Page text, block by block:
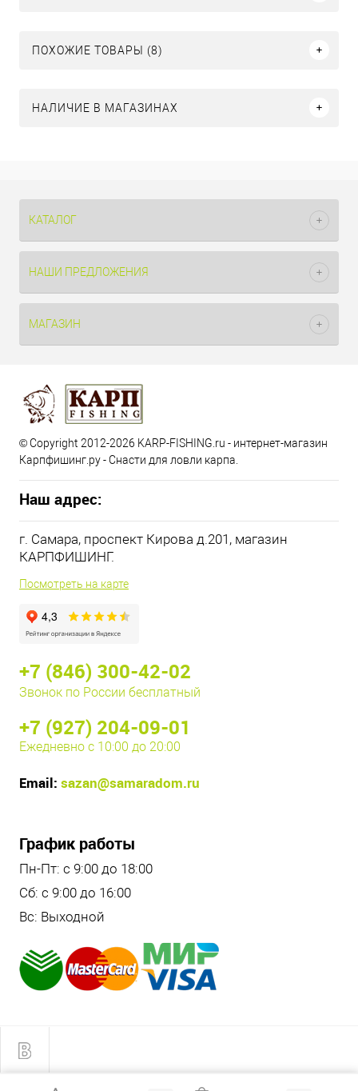
ПОХОЖИЕ ТОВАРЫ (8)
НАЛИЧИЕ В МАГАЗИНАХ
КАТАЛОГ
НАШИ ПРЕДЛОЖЕНИЯ
МАГАЗИН
© Copyright 2012-2026 KARP-FISHING.ru - интернет-магазин
Карпфишинг.ру - Снасти для ловли карпа.
Наш адрес:
г. Самара, проспект Кирова д.201, магазин
КАРПФИШИНГ.
Посмотреть на карте
+7 (846) 300-42-02
Звонок по России бесплатный
+7 (927) 204-09-01
Ежедневно с 10:00 до 20:00
Email: sazan@samaradom.ru
График работы
Пн-Пт: с 9:00 до 18:00
Сб: с 9:00 до 16:00
Вс: Выходной